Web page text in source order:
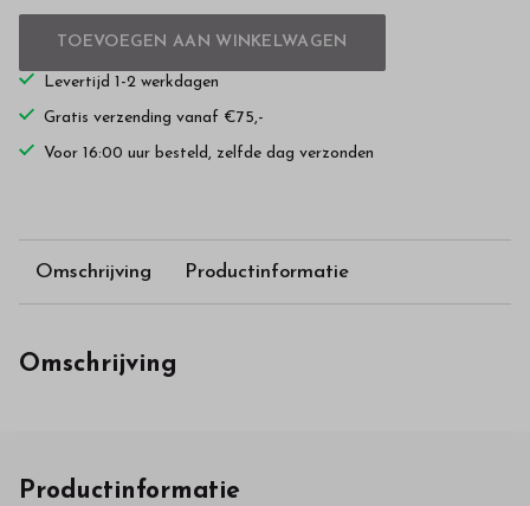
TOEVOEGEN AAN WINKELWAGEN
Levertijd 1-2 werkdagen
Gratis verzending vanaf €75,-
Voor 16:00 uur besteld, zelfde dag verzonden
Omschrijving Productinformatie
Omschrijving
Productinformatie